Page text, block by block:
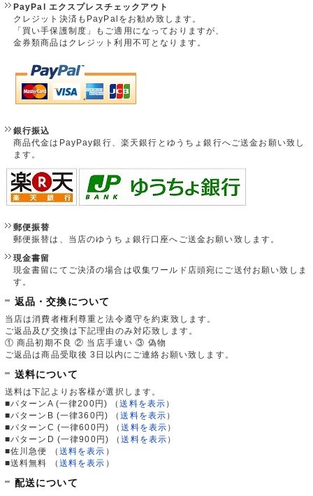
PayPal エクスプレスチェックアウト
クレジット決済もPayPalをお勧め致します。
「買い手保護制度」もご適用になっておりますが、
金券類商品はクレジット利用不可となります。
銀行振込
商品代金はPayPay銀行、楽天銀行とゆうちょ銀行へご送金お願い致し
ます。
郵便振替
郵便振替は、当店のゆうちょ銀行口座へご送金お願い致します。
現金書留
現金書留にてご決済の場合は収集ワールド店頭宛にご送付お願い致しま
す。
返品・交換について
当店は消費者権利尊重と法令遵守を約束致します。
ご返品及び交換は下記理由のみ対応致します。
① 商品初期不良 ② 当店手違い ③ 偽物
ご返品は商品受取後 3日以内にご連絡お願い致します。
送料について
送料は下記よりお客様が選択します。
■パターンA (一律200円)
（送料を表示 ）
■パターンB (一律360円)
（送料を表示 ）
■パターンC (一律600円)
（送料を表示 ）
■パターンD (一律900円)
（送料を表示 ）
■佐川急便
（ 送料を表示 ）
■送料無料
（ 送料を表示 ）
配送について